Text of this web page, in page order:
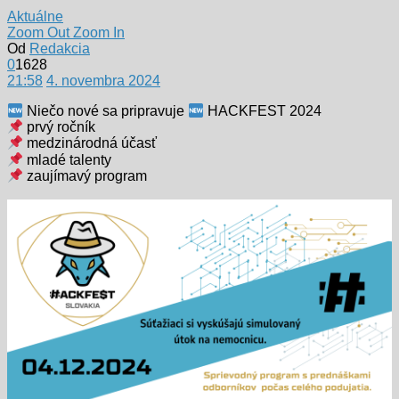
Aktuálne
Zoom OutZoom In
Od Redakcia
01628
21:58 4. novembra 2024
Niečo nové sa pripravuje
HACKFEST 2024
prvý ročník
medzinárodná účasť
mladé talenty
zaujímavý program